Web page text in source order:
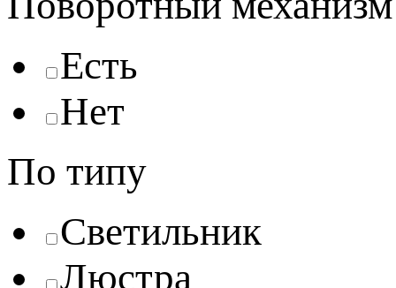
Есть
Нет
По типу
Светильник
Люстра